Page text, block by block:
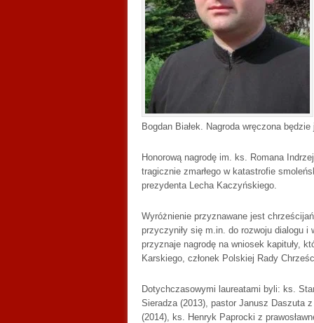
Bogdan Białek. Nagroda wręczona
Honorową nagrodę im. ks. Romana
tragicznie zmarłego w katastrofie
prezydenta Lecha Kaczyńskiego.
Wyróżnienie przyznawane jest
przyczyniły się m.in. do rozwoju dialogu
przyznaje nagrodę na wniosek kapituły,
Karskiego, członek Polskiej Rady
Dotychczasowymi laureatami byli: ks.
Sieradza (2013), pastor Janusz Daszuta
(2014), ks. Henryk Paprocki z